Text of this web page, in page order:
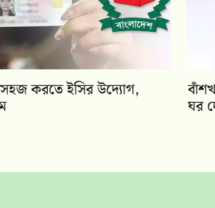
করতে ইসির উদ্যোগ,
ঘর